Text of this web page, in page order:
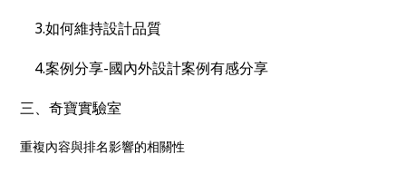
3.如何維持設計品質
4.案例分享-國內外設計案例有感分享
三、奇寶實驗室
重複內容與排名影響的相關性